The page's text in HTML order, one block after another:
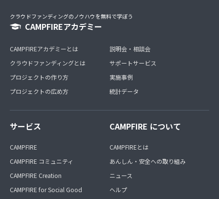
クラウドファンディングのノウハウを無料で学ぼう
CAMPFIREアカデミー
CAMPFIREアカデミーとは
クラウドファンディングとは
プロジェクトの作り方
プロジェクトの広め方
説明会・相談会
サポートサービス
実施事例
統計データ
サービス
CAMPFIRE
CAMPFIRE コミュニティ
CAMPFIRE Creation
CAMPFIRE for Social Good
CAMPFIRE について
CAMPFIREとは
あんしん・安全への取り組み
ニュース
ヘルプ